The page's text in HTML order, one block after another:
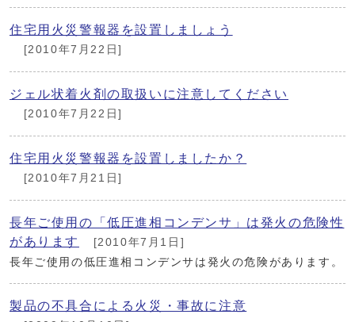
住宅用火災警報器を設置しましょう
[2010年7月22日]
ジェル状着火剤の取扱いに注意してください
[2010年7月22日]
住宅用火災警報器を設置しましたか？
[2010年7月21日]
長年ご使用の「低圧進相コンデンサ」は発火の危険性
があります
[2010年7月1日]
長年ご使用の低圧進相コンデンサは発火の危険があります。
製品の不具合による火災・事故に注意